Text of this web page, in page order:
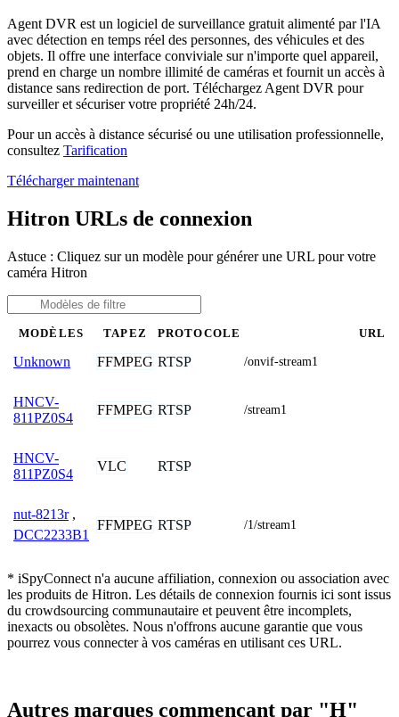
Agent DVR est un logiciel de surveillance gratuit alimenté par l'IA
avec détection en temps réel des personnes, des véhicules et des
objets. Il offre une interface conviviale sur n'importe quel appareil,
prend en charge un nombre illimité de caméras et fournit un accès à
distance sans redirection de port. Téléchargez Agent DVR pour
surveiller et sécuriser votre propriété 24h/24.
Pour un accès à distance sécurisé ou une utilisation professionnelle,
consultez Tarification
Télécharger maintenant
Hitron URLs de connexion
Astuce : Cliquez sur un modèle pour générer une URL pour votre
caméra Hitron
MODÈLES TAPEZ PROTOCOLE URL
Unknown FFMPEG RTSP /onvif-stream1
HNCV-
811PZ0S4
FFMPEG RTSP /stream1
HNCV-
811PZ0S4
VLC RTSP
nut-8213r ,
DCC2233B1
FFMPEG RTSP /1/stream1
* iSpyConnect n'a aucune affiliation, connexion ou association avec
les produits de Hitron. Les détails de connexion fournis ici sont issus
du crowdsourcing communautaire et peuvent être incomplets,
inexacts ou obsolètes. Nous n'offrons aucune garantie que vous
pourrez vous connecter à vos caméras en utilisant ces URL.
Autres marques commençant par "H"